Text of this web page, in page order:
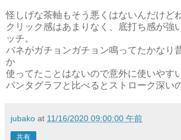
怪しげな茶軸もそう悪くはないんだけど
クリック感はあまりなく、底打ち感が強
ッチ。
バネがガチョンガチョン鳴ってたかなり
か
使ってたことはないので意外に使いやす
パンタグラフと比べるとストローク深い
jubako at 11/16/2020 09:00:00 午前
共有